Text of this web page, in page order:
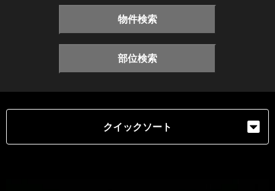
物件検索
部位検索
クイックソート